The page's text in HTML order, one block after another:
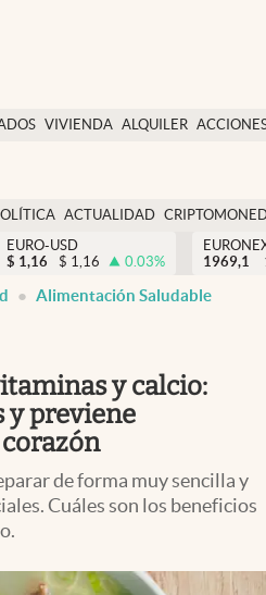
VIVIENDA ALQUILER
USA
Colombia
ACTUALIDAD
EURO-USD
$ 1,16 $ 1,16 0.03%
1969,1
Alimentación Saludable
y calcio:
y previene
de forma muy sencilla y
Cuáles son los beneficios